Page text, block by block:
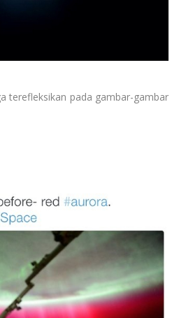
terefleksikan pada gambar-gambar